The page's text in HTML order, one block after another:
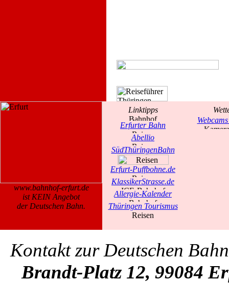
www.bahnhof-erfurt.de
ist KEIN Angebot
der Deutschen Bahn.
Linktipps
Erfurter Bahn
Abellio
SüdThüringenBahn
Erfurt-Puffbohne.de
KlassikerStrasse.de
Allergie-Kalender
Thüringen Tourismus
Kontakt zur Deutschen
Brandt-Platz 12, 99084